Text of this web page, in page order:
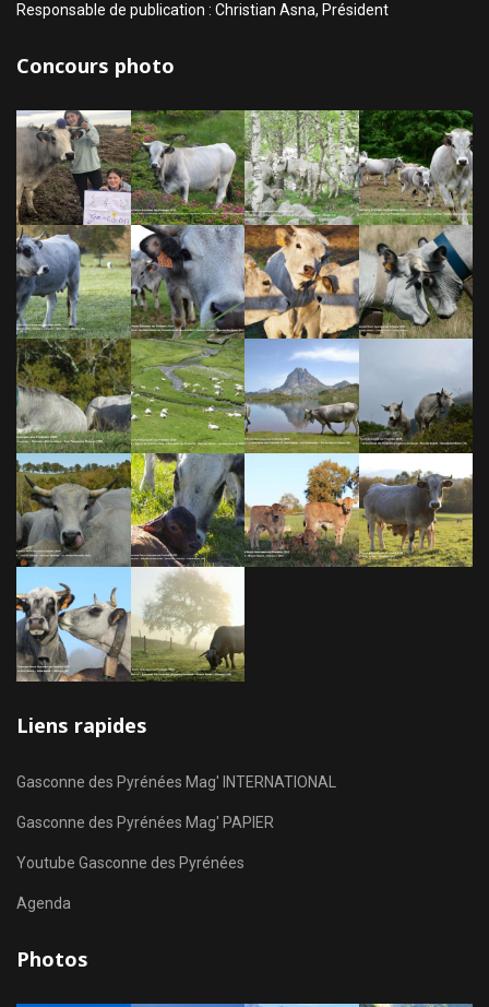
Responsable de publication : Christian Asna, Président
Concours photo
Liens rapides
Gasconne des Pyrénées Mag' INTERNATIONAL
Gasconne des Pyrénées Mag' PAPIER
Youtube Gasconne des Pyrénées
Agenda
Photos